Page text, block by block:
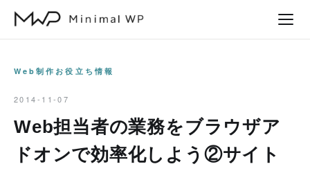
Web制作お役立ち情報
2014-11-07
Web担当者の業務をブラウザア
ドオンで効率化しよう②サイト